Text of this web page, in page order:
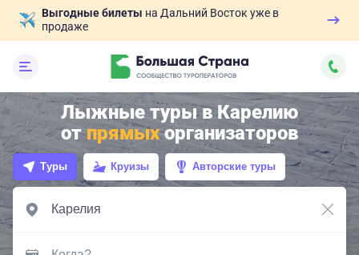
Выгодные билеты на Дальний Восток уже в
продаже
Лыжные туры в Карелию
отпрямыхорганизаторов
Туры Круизы Авторские туры